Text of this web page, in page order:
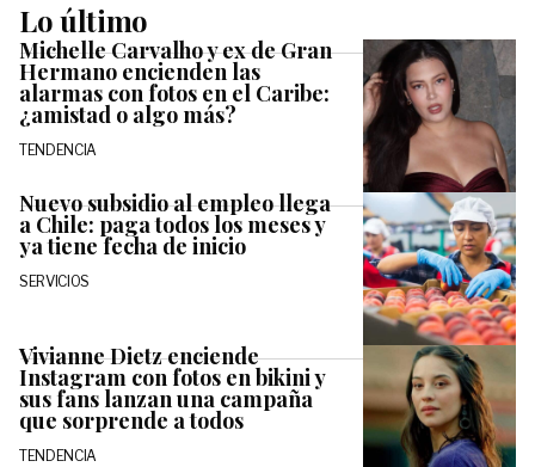
Lo último
Michelle Carvalho y ex de Gran
Hermano encienden las
alarmas con fotos en el Caribe:
¿amistad o algo más?
TENDENCIA
Nuevo subsidio al empleo llega
a Chile: paga todos los meses y
ya tiene fecha de inicio
SERVICIOS
Vivianne Dietz enciende
Instagram con fotos en bikini y
sus fans lanzan una campaña
que sorprende a todos
TENDENCIA